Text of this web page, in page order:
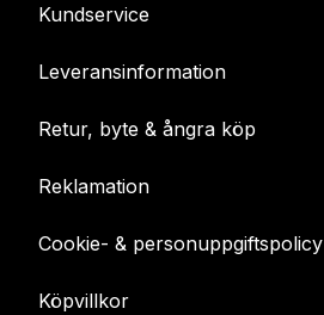
Kundservice
Leveransinformation
Retur, byte & ångra köp
Reklamation
Cookie- & personuppgiftspolicy
Köpvillkor